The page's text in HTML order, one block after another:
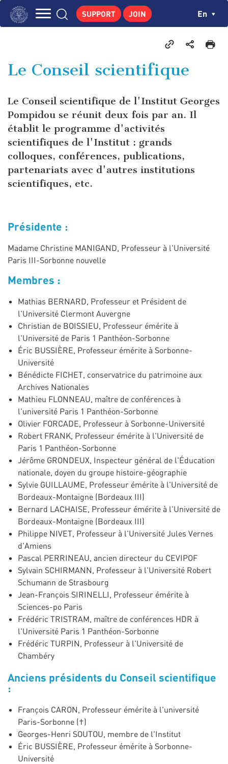
Skip
CENTRE DE RECHERCHES
NEWS
PEDAGOGICAL AREA
SUPPORT JOIN En
Le Conseil scientifique
Le Conseil scientifique de l'Institut Georges
Pompidou se réunit deux fois par an. Il
établit le programme d'activités
scientifiques de l'Institut : grands
colloques, conférences, publications,
partenariats avec d'autres institutions
scientifiques, etc.
Présidente :
Madame Christine MANIGAND, Professeur à l'Université
Paris III-Sorbonne nouvelle
Membres :
Mathias BERNARD, Professeur et Président de
l'Université Clermont Auvergne
Christian de BOISSIEU, Professeur émérite à
l'Université de Paris 1 Panthéon-Sorbonne
Éric BUSSIÈRE, Professeur émérite à Sorbonne-
Université
Bénédicte FICHET, conservatrice du patrimoine aux
Archives Nationales
Mathieu FLONNEAU, maître de conférences à
l'université Paris 1 Panthéon-Sorbonne
Olivier FORCADE, Professeur à Sorbonne-Université
Robert FRANK, Professeur émérite à l'Université de
Paris 1 Panthéon-Sorbonne
Jérôme GRONDEUX, Inspecteur général de l'Éducation
nationale, doyen du groupe histoire-géographie
Sylvie GUILLAUME, Professeur émérite à l'Université de
Bordeaux-Montaigne (Bordeaux III)
Bernard LACHAISE, Professeur émérite à l'Université de
Bordeaux-Montaigne (Bordeaux III)
Philippe NIVET, Professeur à l'Université Jules Vernes
d'Amiens
Pascal PERRINEAU, ancien directeur du CEVIPOF
Sylvain SCHIRMANN, Professeur à l'Université Robert
Schumann de Strasbourg
Jean-François SIRINELLI, Professeur émérite à
Sciences-po Paris
Frédéric TRISTRAM, maître de conférences HDR à
l'Université Paris 1 Panthéon-Sorbonne
Frédéric TURPIN, Professeur à l'Université de
Chambéry
Anciens présidents du Conseil scientifique
:
François CARON, Professeur émérite à l'université
Paris-Sorbonne (†)
Georges-Henri SOUTOU, membre de l'Institut
Éric BUSSIÈRE, Professeur émérite à Sorbonne-
Université
Cookies management panel